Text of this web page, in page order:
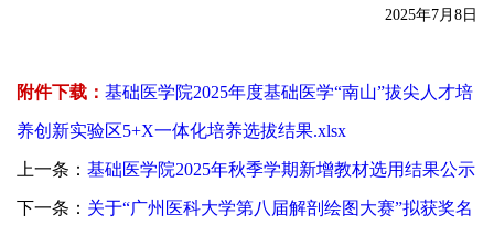
2025年7月8日
附件下载： 基础医学院2025年度基础医学“南山”拔尖人才培
养创新实验区5+X一体化培养选拔结果.xlsx
上一条： 基础医学院2025年秋季学期新增教材选用结果公示
下一条： 关于“广州医科大学第八届解剖绘图大赛”拟获奖名